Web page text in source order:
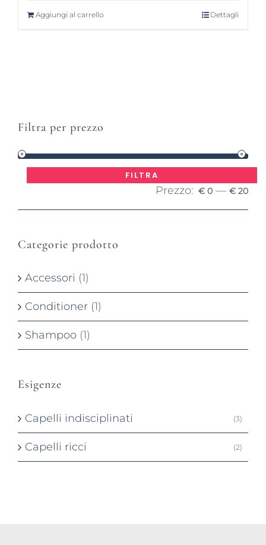
Aggiungi al carrello Dettagli
Filtra per prezzo
FILTRA
Prezzo: € 0 — € 20
Categorie prodotto
Accessori (1)
Conditioner (1)
Shampoo (1)
Esigenze
Capelli indisciplinati (3)
Capelli ricci (2)